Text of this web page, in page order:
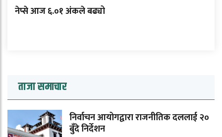
नेप्से आज ६.०१ अंकले बढ्यो
ताजा समाचार
निर्वाचन आयोगद्वारा राजनीतिक दललाई २०
बुँदे निर्देशन